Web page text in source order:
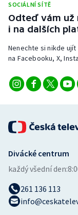
Rychlobruslení
Rychlostní
Short track
Sportovní
Stolní tenis
Triatlon
Veslování
Volejbal
SOCIÁLNÍ SÍTĚ
Odteď vám už
i na dalších
Nenechte si nikde
na Facebooku, X,
Divácké centrum
každý všední den:
261 136 113